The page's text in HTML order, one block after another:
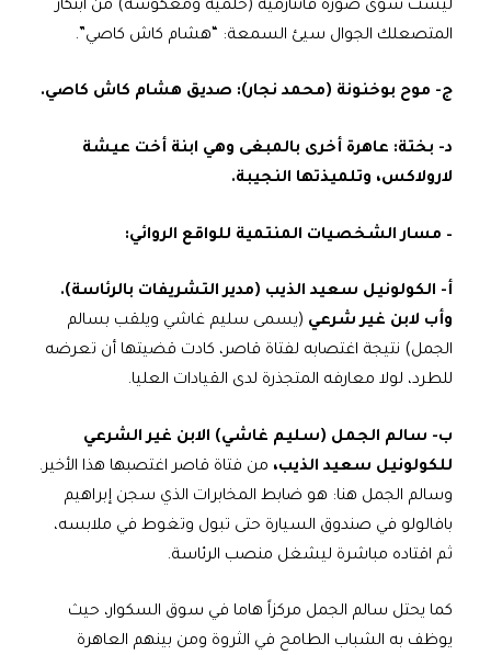
ليست سوى صورة فانتازمية (حلمية ومعكوسة) من ابتكار
المتصعلك الجوال سيئ السمعة: “هشام كاش كاصي”.
ج‌- موح بوخنونة (محمد نجار): صديق هشام كاش كاصي.
د‌- بختة: عاهرة أخرى بالمبغى وهي ابنة أخت عيشة
لارولاكس، وتلميذتها النجيبة.
– مسار الشخصيات المنتمية للواقع الروائي:
أ‌- الكولونيل سعيد الذيب (مدير التشريفات بالرئاسة).
وأب لابن غير شرعي (يسمى سليم غاشي ويلقب بسالم
الجمل) نتيجة اغتصابه لفتاة قاصر، كادت قضيتها أن تعرضه
للطرد، لولا معارفه المتجذرة لدى القيادات العليا.
ب‌- سالم الجمل (سليم غاشي) الابن غير الشرعي
للكولونيل سعيد الذيب، من فتاة قاصر اغتصبها هذا الأخير.
وسالم الجمل هنا: هو ضابط المخابرات الذي سجن إبراهيم
بافالولو في صندوق السيارة حتى تبول وتغوط في ملابسه،
ثم اقتاده مباشرة ليشغل منصب الرئاسة.
كما يحتل سالم الجمل مركزاً هاما في سوق السكوار، حيث
يوظف به الشباب الطامح في الثروة ومن بينهم العاهرة